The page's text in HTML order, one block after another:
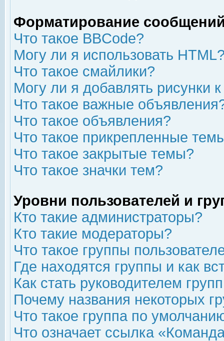
Форматирование
Что такое BBCode?
Могу ли я использовать
Что такое смайлики?
Могу ли я добавлять рисунки
Что такое важные
Что такое объявления?
Что такое прикрепленные
Что такое закрытые темы?
Что такое значки тем?
Уровни пользователей и
Кто такие администраторы?
Кто такие модераторы?
Что такое группы
Где находятся группы и как
Как стать руководителем
Почему названия некоторых
Что такое группа по
Что означает ссылка